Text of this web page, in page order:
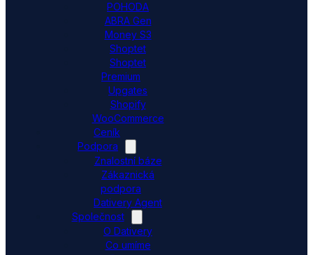
POHODA
ABRA Gen
Money S3
Shoptet
Shoptet
Premium
Upgates
Shopify
WooCommerce
Ceník
Podpora
Znalostní báze
Zákaznická
podpora
Dativery Agent
Společnost
O Dativery
Co umíme